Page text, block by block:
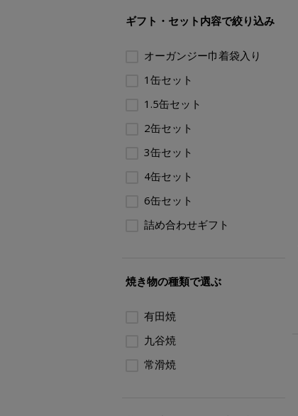
ギフト・セット内容で絞り込み
オーガンジー巾着袋入り
1缶セット
1.5缶セット
2缶セット
3缶セット
4缶セット
6缶セット
詰め合わせギフト
焼き物の種類で選ぶ
有田焼
九谷焼
常滑焼